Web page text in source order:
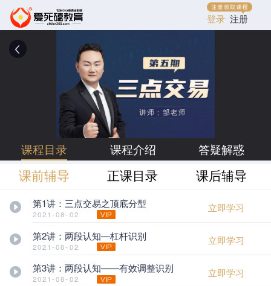
登录 注册
课程目录 课程介绍 答疑解惑
课前辅导 正课目录 课后辅导
第1讲：三点交易之顶底分型
2021-08-02
立即学习
第2讲：两段认知—杠杆识别
2021-08-02
立即学习
第3讲：两段认知——有效调整识别
2021-08-02
立即学习